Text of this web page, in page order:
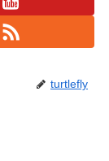
turtlefly